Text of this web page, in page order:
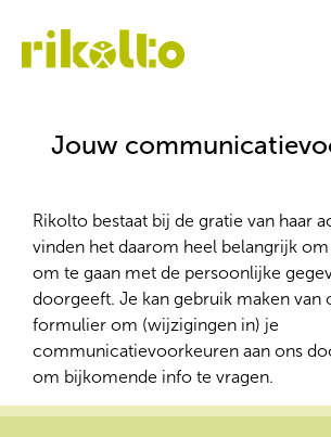
Jouw
Rikolto bestaat bij de gratie van haar
vinden het daarom heel belangrijk
om te gaan met de persoonlijke
doorgeeft. Je kan gebruik maken van
formulier om (wijzigingen in) je
communicatievoorkeuren aan ons
om bijkomende info te vragen.